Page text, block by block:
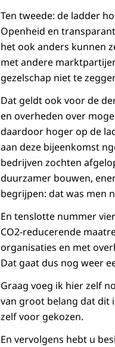
Ten tweede: de ladder
Openheid en
het ook anders kunnen
met andere
gezelschap niet te
Dat geldt ook voor de
en overheden over
daardoor hoger op de
aan deze bijeenkomst
bedrijven zochten
duurzamer bouwen,
begrijpen: dat was men
En tenslotte nummer
CO2-reducerende
organisaties en met
Dat gaat dus nog weer
Graag voeg ik hier zelf
van groot belang dat dit
zelf voor gekozen.
En vervolgens hebt u